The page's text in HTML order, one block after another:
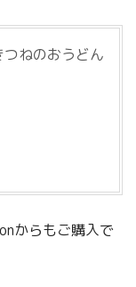
つねのおうどん
からもご購入で